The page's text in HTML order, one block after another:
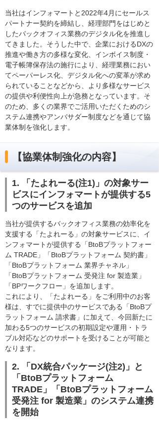
当社はインフォマートと2022年4月にセールス
パートナー契約を締結し、経理部門をはじめと
したバックオフィス業務のデジタル化を推進し
てきました。そうした中で、企業におけるDXの
推進や働き方の多様な変化、インボイス制度・
電子帳簿保存法の施行により、経理業務におい
てペーパーレス化、デジタル化への変革が求め
られていることなどから、より多様なサービス
の提供や利便性向上が急務となっています。そ
のため、多くの業界でご活用いただくためのシ
ステム連携やアンバサダー制度などを通じて協
業体制を強化します。
【協業体制強化の内容】
1. 「たよれーる(注1)」の対象サー
ビスにインフォマートが提供する5
つのサービスを追加
当社が提供するバックオフィス業務の効率化を
支援する「たよれーる」の対象サービスに、イ
ンフォマートが提供する「BtoBプラットフォー
ム TRADE」「BtoBプラットフォーム 契約書」
「BtoBプラットフォーム 業界チャネル」
「BtoBプラットフォーム 受発注 for 製造業」
「BPワークフロー」を追加します。
これにより、「たよれーる」をご利用中のお客
様は、すでに提供中のサービスである「BtoBプ
ラットフォーム 請求書」に加えて、今回新たに
加わる5つのサービスの初期設定や運用・トラ
ブル対応などのサポートを受けることが可能と
なります。
2. 「DX統合パッケージ(注2)」と
「BtoBプラットフォーム
TRADE」「BtoBプラットフォーム
受発注 for 製造業」のシステム連携
を開始